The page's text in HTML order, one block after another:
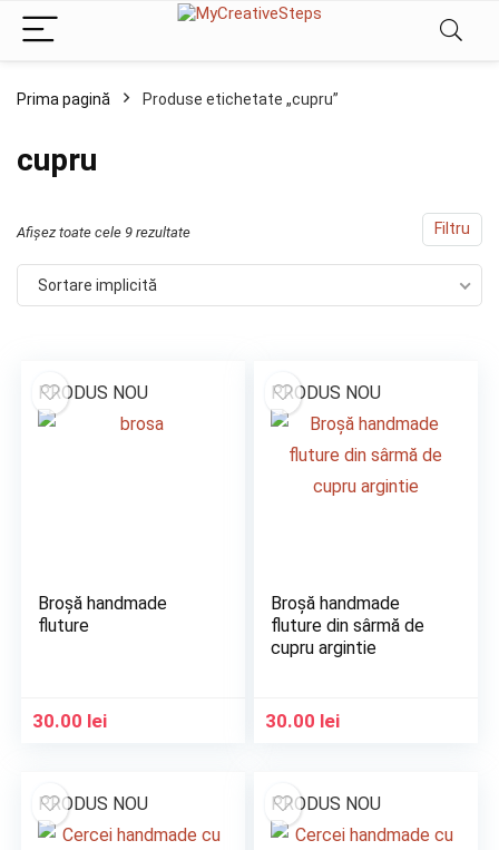
Prima pagină Produse etichetate „cupru”
cupru
Filtru
Afișez toate cele 9 rezultate
Sortare implicită
PRODUS NOU
Broșă handmade
fluture
30.00 lei
PRODUS NOU
Broșă handmade
fluture din sârmă de
cupru argintie
30.00 lei
PRODUS NOU PRODUS NOU